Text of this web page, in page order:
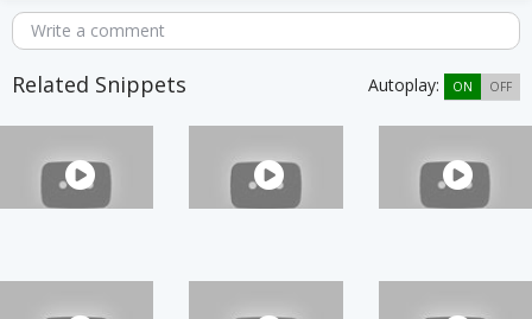
Write a comment
Related Snippets Autoplay: ON OFF